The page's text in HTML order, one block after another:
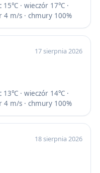
15℃ · wieczór 17℃ ·
4 m/s · chmury 100%
17 sierpnia 2026
13℃ · wieczór 14℃ ·
4 m/s · chmury 100%
18 sierpnia 2026